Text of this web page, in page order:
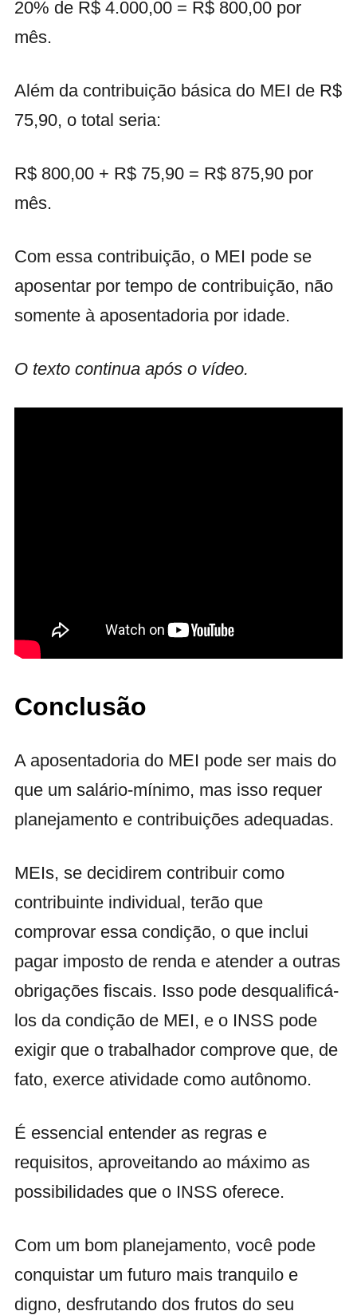
20% de R$ 4.000,00 = R$ 800,00 por
mês.
Além da contribuição básica do MEI de R$
75,90, o total seria:
R$ 800,00 + R$ 75,90 = R$ 875,90 por
mês.
Com essa contribuição, o MEI pode se
aposentar por tempo de contribuição, não
somente à aposentadoria por idade.
O texto continua após o vídeo.
Conclusão
A aposentadoria do MEI pode ser mais do
que um salário-mínimo, mas isso requer
planejamento e contribuições adequadas.
MEIs, se decidirem contribuir como
contribuinte individual, terão que
comprovar essa condição, o que inclui
pagar imposto de renda e atender a outras
obrigações fiscais. Isso pode desqualificá-
los da condição de MEI, e o INSS pode
exigir que o trabalhador comprove que, de
fato, exerce atividade como autônomo.
É essencial entender as regras e
requisitos, aproveitando ao máximo as
possibilidades que o INSS oferece.
Com um bom planejamento, você pode
conquistar um futuro mais tranquilo e
digno, desfrutando dos frutos do seu